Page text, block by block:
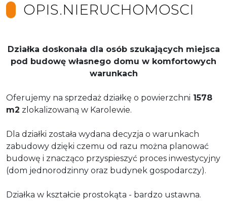
OPIS.NIERUCHOMOSCI
Działka doskonała dla osób szukających miejsca
pod budowę własnego domu w komfortowych
warunkach
Oferujemy na sprzedaż działkę o powierzchni 1578
m2 zlokalizowaną w Karolewie.
Dla działki została wydana decyzja o warunkach
zabudowy dzięki czemu od razu można planować
budowę i znacząco przyspieszyć proces inwestycyjny
(dom jednorodzinny oraz budynek gospodarczy).
Działka w kształcie prostokąta - bardzo ustawna.